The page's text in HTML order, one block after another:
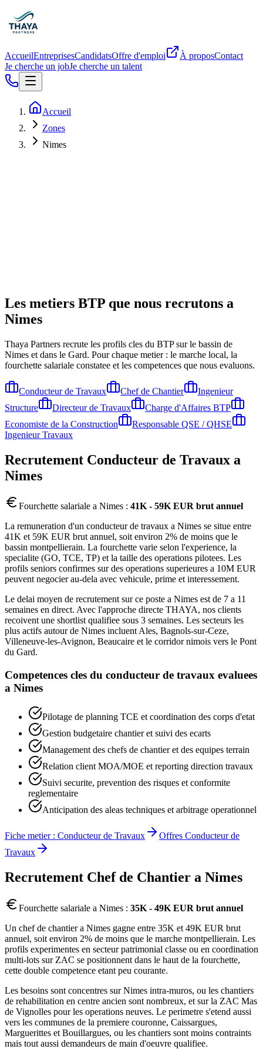
AccueilEntreprisesCandidatsOffre d'emploi À proposContact
Je cherche un jobJe cherche un talent
Accueil
Zones
Nimes
Les metiers BTP que nous recrutons a
Nimes
Thaya Partners recrute les profils cles du BTP sur le bassin de
Nimes et dans le Gard. Pour chaque metier : le marche local, la
fourchette salariale constatee et les competences que nous evaluons.
Conducteur de Travaux Chef de Chantier
Ingenieur
Structure
Directeur de Travaux
Charge d'Affaires BTP
Economiste de la Construction
Responsable QSE / QHSE
Ingenieur Travaux
Recrutement Conducteur de Travaux a
Nimes
Fourchette salariale a Nimes : 41K - 59K EUR brut annuel
La remuneration d'un conducteur de travaux a Nimes se situe entre
41K et 59K EUR brut annuel, soit environ 2% de moins que le
bassin montpellierain. La fourchette varie selon l'experience, la
specialite (GO, TCE, TP) et la taille des operations pilotees. Les
profils seniors confirmes sur des operations superieures a 10M EUR
peuvent negocier au-dela avec vehicule, prime et interessement.
Le delai moyen de recrutement sur ce poste a Nimes est de 7 a 11
semaines en direct. Avec l'approche directe THAYA, nos clients
recoivent une shortlist qualifiee sous 3 semaines. Les secteurs les
plus actifs autour de Nimes incluent Ales, Bagnols-sur-Ceze,
Villeneuve-les-Avignon, Beaucaire et le corridor nimois vers le Pont
du Gard.
Competences cles du conducteur de travaux evaluees
a Nimes
Pilotage de planning TCE et coordination des corps d'etat
Gestion budgetaire chantier et suivi des ecarts
Management des chefs de chantier et des equipes terrain
Relation client MOA/MOE et reporting direction travaux
Suivi securite, prevention des risques et conformite
reglementaire
Anticipation des aleas techniques et arbitrage operationnel
Fiche metier : Conducteur de Travaux Offres Conducteur de
Travaux
Recrutement Chef de Chantier a Nimes
Fourchette salariale a Nimes : 35K - 49K EUR brut annuel
Un chef de chantier a Nimes gagne entre 35K et 49K EUR brut
annuel, soit environ 2% de moins que le marche montpellierain. Les
profils experimentes en secteur patrimonial classe ou en coordination
multi-lots sur ZAC se positionnent dans le haut de la fourchette,
cette double competence etant peu courante.
Les besoins sont concentres sur Nimes intra-muros, ou les chantiers
de rehabilitation en centre ancien sont nombreux, et sur la ZAC Mas
de Vignolles pour les operations neuves. Le perimetre s'etend aussi
vers les communes de la premiere couronne, Caissargues,
Marguerittes et Bouillargues, ou les chantiers sont moins contraints
mais tout aussi demandeurs de main d'oeuvre qualifiee.